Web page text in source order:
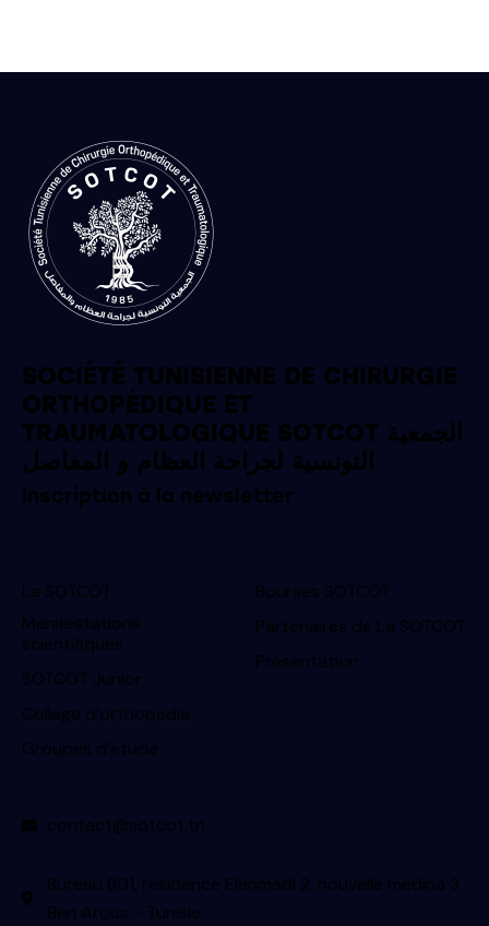
SOCIÉTÉ TUNISIENNE DE CHIRURGIE
ORTHOPÉDIQUE ET
TRAUMATOLOGIQUE SOTCOT الجمعية
التونسية لجراحة العظام و المفاصل
Inscription à la newsletter
La SOTCOT
Manifestations
scientifiques
SOTCOT Junior
College d’orthopedie
Groupes d’etude
Bourses SOTCOT
Partenaires de La SOTCOT
Présentation
contact@sotcot.tn
Bureau B01, résidence Elahmadi 2, nouvelle medina 3
Ben Arous - Tunisie